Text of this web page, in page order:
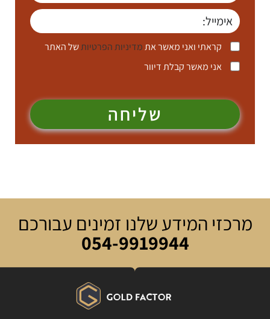
קראתי ואני מאשר אתמדיניות הפרטיותשל האתר
אני מאשר קבלת דיוור
שליחה
מרכזי המידע שלנו זמינים עבורכם
054-9919944